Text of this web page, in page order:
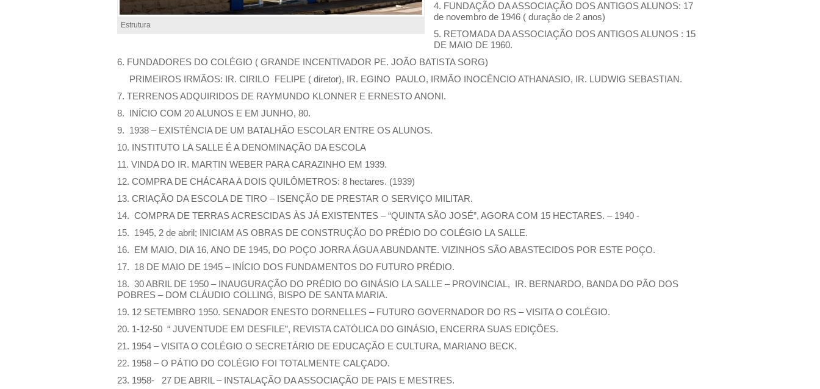
Estrutura
4. FUNDAÇÃO DA ASSOCIAÇÃO DOS ANTIGOS ALUNOS: 17
de novembro de 1946 ( duração de 2 anos)
5. RETOMADA DA ASSOCIAÇÃO DOS ANTIGOS ALUNOS : 15
DE MAIO DE 1960.
6. FUNDADORES DO COLÉGIO ( GRANDE INCENTIVADOR PE. JOÃO BATISTA SORG)
PRIMEIROS IRMÃOS: IR. CIRILO FELIPE ( diretor), IR. EGINO PAULO, IRMÃO INOCÊNCIO ATHANASIO, IR. LUDWIG SEBASTIAN.
7. TERRENOS ADQUIRIDOS DE RAYMUNDO KLONNER E ERNESTO ANONI.
8. INÍCIO COM 20 ALUNOS E EM JUNHO, 80.
9. 1938 – EXISTÊNCIA DE UM BATALHÃO ESCOLAR ENTRE OS ALUNOS.
10. INSTITUTO LA SALLE É A DENOMINAÇÃO DA ESCOLA
11. VINDA DO IR. MARTIN WEBER PARA CARAZINHO EM 1939.
12. COMPRA DE CHÁCARA A DOIS QUILÔMETROS: 8 hectares. (1939)
13. CRIAÇÃO DA ESCOLA DE TIRO – ISENÇÃO DE PRESTAR O SERVIÇO MILITAR.
14. COMPRA DE TERRAS ACRESCIDAS ÀS JÁ EXISTENTES – “QUINTA SÃO JOSÉ”, AGORA COM 15 HECTARES. – 1940 -
15. 1945, 2 de abril; INICIAM AS OBRAS DE CONSTRUÇÃO DO PRÉDIO DO COLÉGIO LA SALLE.
16. EM MAIO, DIA 16, ANO DE 1945, DO POÇO JORRA ÁGUA ABUNDANTE. VIZINHOS SÃO ABASTECIDOS POR ESTE POÇO.
17. 18 DE MAIO DE 1945 – INÍCIO DOS FUNDAMENTOS DO FUTURO PRÉDIO.
18. 30 ABRIL DE 1950 – INAUGURAÇÃO DO PRÉDIO DO GINÁSIO LA SALLE – PROVINCIAL, IR. BERNARDO, BANDA DO PÃO DOS
POBRES – DOM CLÁUDIO COLLING, BISPO DE SANTA MARIA.
19. 12 SETEMBRO 1950. SENADOR ENESTO DORNELLES – FUTURO GOVERNADOR DO RS – VISITA O COLÉGIO.
20. 1-12-50 “ JUVENTUDE EM DESFILE”, REVISTA CATÓLICA DO GINÁSIO, ENCERRA SUAS EDIÇÕES.
21. 1954 – VISITA O COLÉGIO O SECRETÁRIO DE EDUCAÇÃO E CULTURA, MARIANO BECK.
22. 1958 – O PÁTIO DO COLÉGIO FOI TOTALMENTE CALÇADO.
23. 1958- 27 DE ABRIL – INSTALAÇÃO DA ASSOCIAÇÃO DE PAIS E MESTRES.